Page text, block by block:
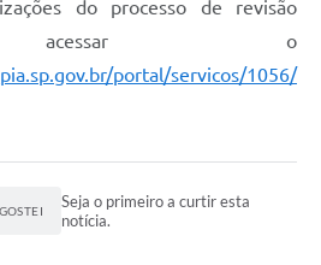
do processo de revisão
acessar o
portal/servicos/1056/
Seja o primeiro a curtir esta
notícia.